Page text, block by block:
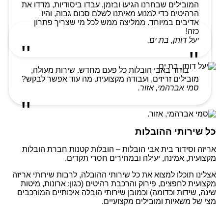
המובילים שבחרנו הגיעו ובזמן, עבדו ביסודיות, מדדו את
הרהיטים כדי למנוע מאיתנו לשלם סכום גבוה, והיו
אדיבים במיוחד. ממליצה ממש לכל מי שצריך פתרון
כזה!
יעל דותן, בת ים.
בוחר באבי הובלות כל פעם מחדש. שירות מעולה,
מובילים זריזים, ועבודה מקצועית. מה עוד אפשר לבקש?
סמי אברהמי, אזור.
כל שירותי ההובלות
אריזה וסידור בית אבי הובלות – הובלות קטנות חברת הובלות
מקצועית, אמינה, יעילה ובמחירים חסרי תקדים.
אצלינו תוכלו למצוא את כל שירותי ההובלה, לרבות שירותי אריזה
מקצועית לחפצים, פירוק והרכבת רהיטים (כגון: ארונות, מיטות
שינה, שידות וכדומה) וכמובן שירותי הובלה איכותיים המורכבים
מצי של משאיות ומובילים מקצועיים.